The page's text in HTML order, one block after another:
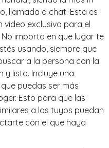
llamada o chat. Esta es
vídeo exclusiva para el
No importa en que lugar te
usando, siempre que
a la persona con la
y listo. Incluye una
puedas ser más
Esto para que las
a los tuyos puedan
con el que haya